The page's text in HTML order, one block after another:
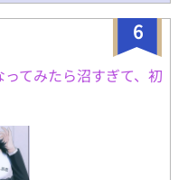
6
てみたら沼すぎて、初